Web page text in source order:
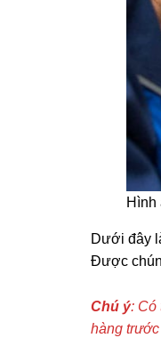
Hình
Dưới đây
Được
Chú ý: Có
hàng